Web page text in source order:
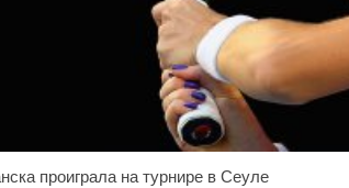
проиграла на турнире в Сеуле